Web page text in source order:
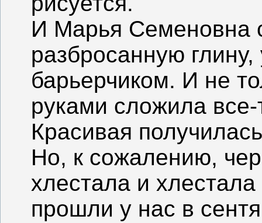
И Марья Семеновна
разбросанную
барьерчиком. И не
руками сложила все-
Красивая
Но, к сожалению,
хлестала и
прошли у нас в